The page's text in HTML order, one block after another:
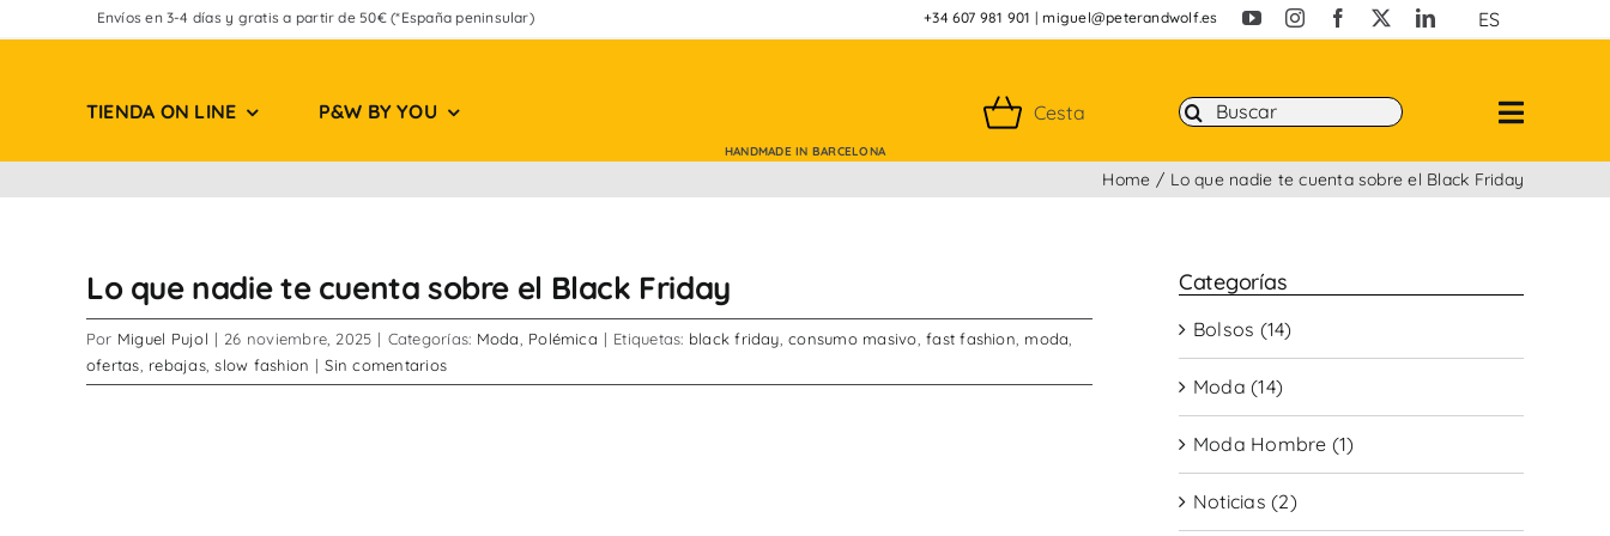
al
Envíos en 3-4 días y gratis a partir de 50€ (*España peninsular) +34 607 981 901 |miguel@peterandwolf.es ES
TIENDA ON LINE P&W BY YOU
HANDMADE IN BARCELONA
Cesta Buscar:
Home Lo que nadie te cuenta sobre el Black Friday
Lo que nadie te cuenta sobre el Black Friday
Por Miguel Pujol | 26 noviembre, 2025 | Categorías: Moda Polémica | Etiquetas: black friday ,consumo masivo ,fast fashion moda
ofertas rebajas,slow fashion | Sin comentarios
Categorías
Bolsos (14)
Moda (14)
Moda Hombre (1)
Noticias (2)